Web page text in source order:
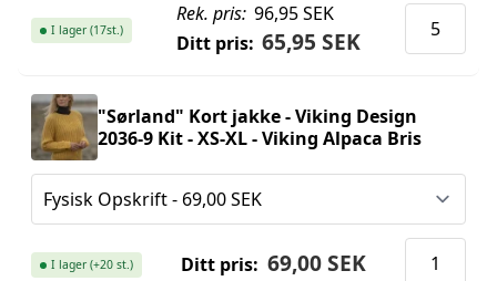
Rek. pris: 96,95 SEK
Ditt pris: 65,95 SEK
I lager (17st.)
"Sørland" Kort jakke - Viking Design
2036-9 Kit - XS-XL - Viking Alpaca Bris
Ditt pris: 69,00 SEK
I lager (+20 st.)